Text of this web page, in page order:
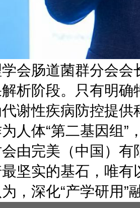
会肠道菌群分会
析阶段。只有明
谢性疾病防控提
人体“第二基因组
由完美（中国）
坚实的基石，唯
，深化“产学研用